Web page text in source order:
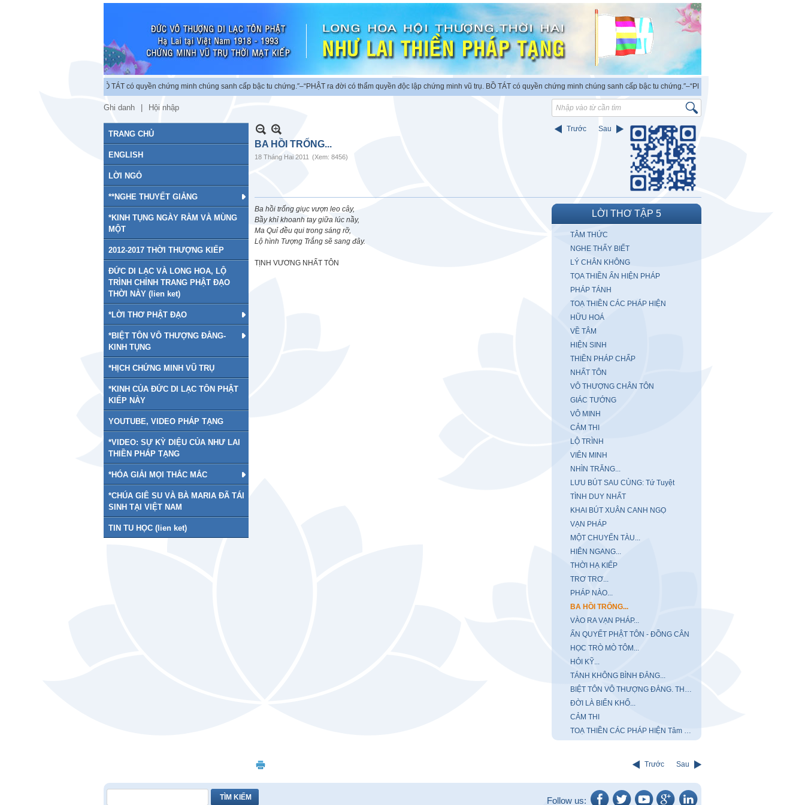
lập chứng minh vũ trụ. BỒ TÁT có quyền chứng minh chúng sanh cấp bậc tu chứng.″–“PHẬT ra đời có thẩm quyền độc lập chứng minh vũ trụ. BỒ TÁT có quyền chứng minh chúng sanh cấp bậc tu chứng.″–“PHẬT ra đời có thẩm quyền độc lập
Ghi danh Hội nhập
TRANG CHỦ
ENGLISH
LỜI NGỎ
**NGHE THUYẾT GIẢNG
*KINH TỤNG NGÀY RẰM VÀ MÙNG
MỘT
2012-2017 THỜI THƯỢNG KIẾP
ĐỨC DI LẠC VÀ LONG HOA, LỘ
TRÌNH CHỈNH TRANG PHẬT ĐẠO
THỜI NÀY (lien ket)
*LỜI THƠ PHẬT ĐẠO
*BIỆT TÔN VÔ THƯỢNG ĐẲNG-
KINH TỤNG
*HỊCH CHỨNG MINH VŨ TRỤ
*KINH CỦA ĐỨC DI LẠC TÔN PHẬT
KIẾP NÀY
YOUTUBE, VIDEO PHÁP TẠNG
*VIDEO: SỰ KỲ DIỆU CỦA NHƯ LAI
THIỀN PHÁP TẠNG
*HÓA GIẢI MỌI THẮC MẮC
*CHÚA GIÊ SU VÀ BÀ MARIA ĐÃ TÁI
SINH TẠI VIỆT NAM
TIN TU HỌC (lien ket)
Trước Sau
BA HỒI TRỐNG...
18 Tháng Hai 2011 (Xem: 8456)
LỜI THƠ TẬP 5
TÂM THỨC
NGHE THẤY BIẾT
LÝ CHÂN KHÔNG
TỌA THIỀN ẨN HIỆN PHÁP
PHÁP TÁNH
TOẠ THIỀN CÁC PHÁP HIỆN
HỮU HOÁ
VỀ TÂM
HIỆN SINH
THIỀN PHÁP CHẤP
NHẤT TÔN
VÔ THƯỢNG CHÂN TÔN
GIÁC TƯỚNG
VÔ MINH
CẢM THI
LỘ TRÌNH
VIÊN MINH
NHÌN TRĂNG...
LƯU BÚT SAU CÙNG: Tứ Tuyệt
TÌNH DUY NHẤT
KHAI BÚT XUÂN CANH NGỌ
VẠN PHÁP
MỘT CHUYẾN TÀU...
HIÊN NGANG...
THỜI HẠ KIẾP
TRƠ TRƠ...
PHÁP NÀO...
BA HỒI TRỐNG...
VÀO RA VẠN PHÁP...
ẤN QUYẾT PHẬT TÔN - ĐỒNG CÂN
HỌC TRÒ MÒ TÔM...
HỎI KỸ...
TÁNH KHÔNG BÌNH ĐẲNG...
BIỆT TÔN VÔ THƯỢNG ĐẲNG. THỰC TIỄN CHÂN LÝ
ĐỜI LÀ BIỂN KHỔ...
CẢM THI
TOẠ THIỀN CÁC PHÁP HIỆN Tâm Pháp Vô Nhị
Ba hồi trống giục vượn leo cây,
Bầy khỉ khoanh tay giữa lúc nầy,
Ma Quỉ đều qui trong sáng rỡ,
Lộ hình Tượng Trắng sẽ sang đây.
TỊNH VƯƠNG NHẤT TÔN
Trước Sau
Follow us: